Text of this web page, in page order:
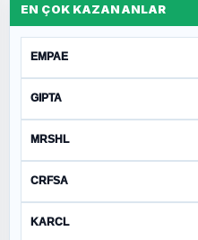
EN ÇOK KAZANANLAR
EMPAE
GIPTA
MRSHL
CRFSA
KARCL